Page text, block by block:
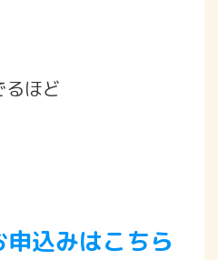
ほど
込みはこちら